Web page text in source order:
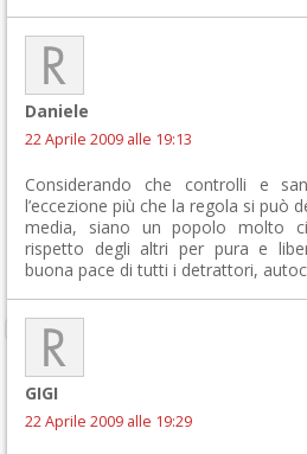
Daniele
22 Aprile 2009 alle 19:13
Considerando che controlli e
l’eccezione più che la regola si può
media, siano un popolo molto
rispetto degli altri per pura e
buona pace di tutti i detrattori,
GIGI
22 Aprile 2009 alle 19:29